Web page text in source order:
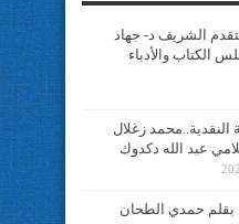
الشريف د- جهاد
والأدباء
النقدية..محمد زغلال
عبد الله دكدوك
بقلم حمدي الطحان